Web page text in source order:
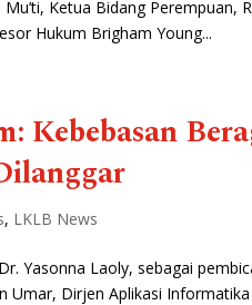
Ketua Bidang
Hukum Brigham Young...
Kebebasan
, LKLB News
Yasonna Laoly, sebagai
Umar, Dirjen Aplikasi